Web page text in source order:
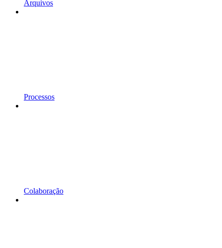
Arquivos
Processos
Colaboração